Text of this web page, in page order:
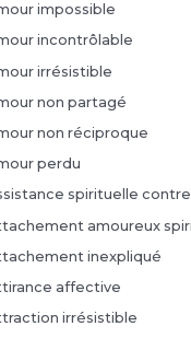
impossible
incontrôlable
irrésistible
non partagé
non réciproque
perdu
spirituelle
amoureux
inexpliqué
affective
irrésistible